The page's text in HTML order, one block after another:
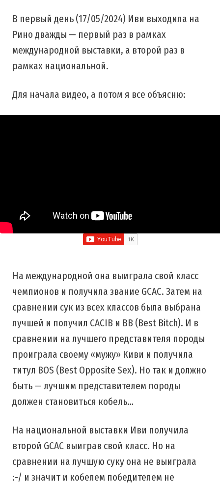
В первый день (17/05/2024) Иви выходила на
Рино дважды — первый раз в рамках
международной выставки, а второй раз в
рамках национальной.
Для начала видео, а потом я все объясню:
На международной она выиграла свой класс
чемпионов и получила звание GCAC. Затем на
сравнении сук из всех классов была выбрана
лучшей и получил CACIB и BB (Best Bitch). И в
сравнении на лучшего представителя породы
проиграла своему «мужу» Киви и получила
титул BOS (Best Opposite Sex). Но так и должно
быть — лучшим представителем породы
должен становиться кобель…
На национальной выставки Иви получила
второй GCAC выиграв свой класс. Но на
сравнении на лучшую суку она не выиграла
:-/ и значит и кобелем победителем не